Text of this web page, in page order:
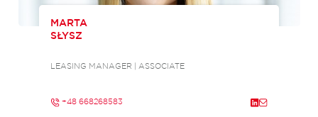
MARTA
SŁYSZ
LEASING MANAGER | ASSOCIATE
+48 668268583